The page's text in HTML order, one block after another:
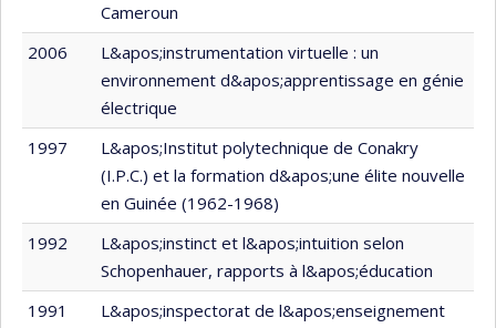
Cameroun
2006
L&apos;instrumentation virtuelle : un
environnement d&apos;apprentissage en génie
électrique
1997
L&apos;Institut polytechnique de Conakry
(I.P.C.) et la formation d&apos;une élite nouvelle
en Guinée (1962-1968)
1992
L&apos;instinct et l&apos;intuition selon
Schopenhauer, rapports à l&apos;éducation
1991
L&apos;inspectorat de l&apos;enseignement